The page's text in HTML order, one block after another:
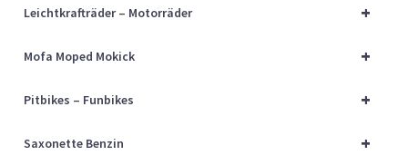
+
Leichtkrafträder – Motorräder
+
Mofa Moped Mokick
+
Pitbikes – Funbikes
+
Saxonette Benzin